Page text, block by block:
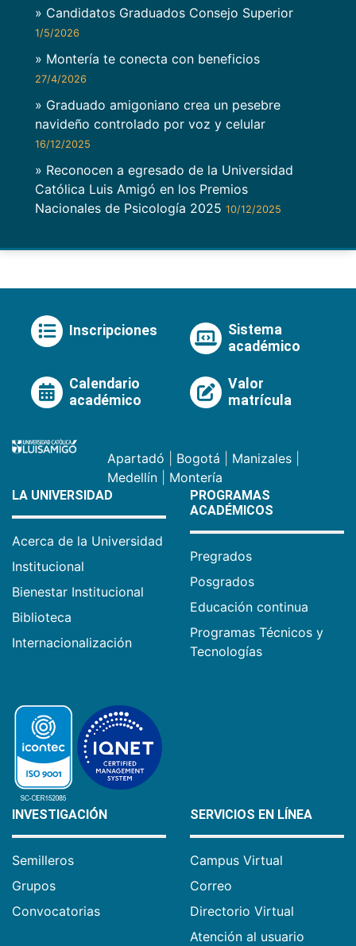
» Candidatos Graduados Consejo Superior
1/5/2026
» Montería te conecta con beneficios
27/4/2026
» Graduado amigoniano crea un pesebre
navideño controlado por voz y celular
16/12/2025
» Reconocen a egresado de la Universidad
Católica Luis Amigó en los Premios
Nacionales de Psicología 2025 10/12/2025
Inscripciones
Sistema
académico
Calendario
académico
Valor
matrícula
Apartadó Bogotá Manizales
Medellín
Montería
LA UNIVERSIDAD
Acerca de la Universidad
Institucional
Bienestar Institucional
Biblioteca
Internacionalización
PROGRAMAS
ACADÉMICOS
Pregrados
Posgrados
Educación continua
Programas Técnicos y
Tecnologías
INVESTIGACIÓN
Semilleros
Grupos
Convocatorias
SERVICIOS EN LÍNEA
Campus Virtual
Correo
Directorio Virtual
Atención al usuario